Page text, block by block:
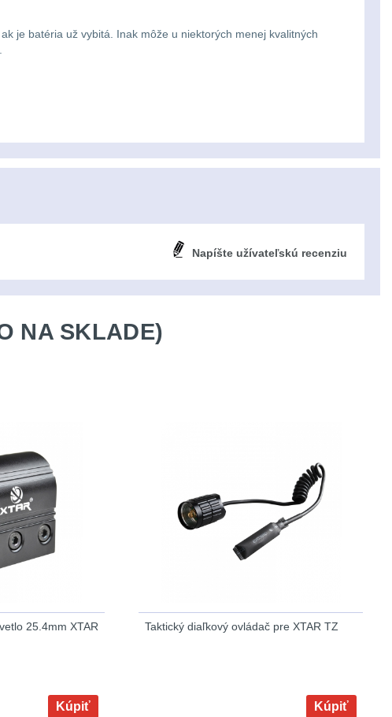
je batéria už vybitá. Inak môže u niektorých menej kvalitných
Napíšte užívateľskú recenziu
NA SKLADE)
25.4mm XTAR
Kúpiť
Taktický diaľkový ovládač pre XTAR TZ
Kúpiť